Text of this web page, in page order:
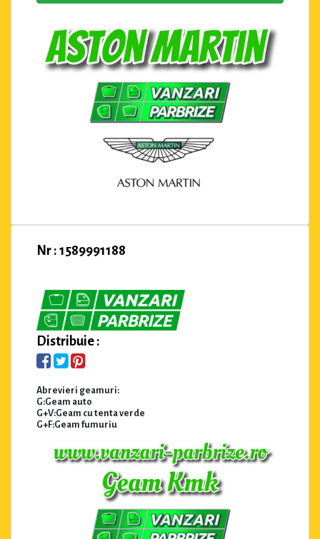
Nr : 1589991188
Distribuie :
Abrevieri geamuri:
G:Geam auto
G+V:Geam cu tenta verde
G+F:Geam fumuriu